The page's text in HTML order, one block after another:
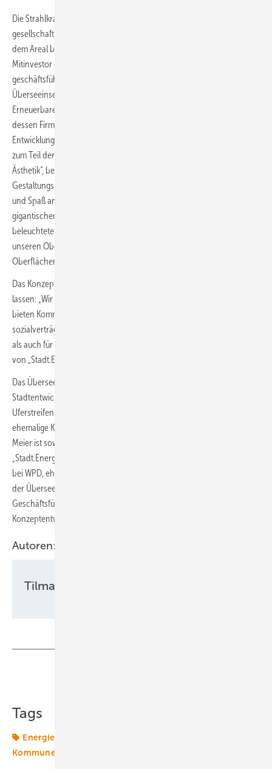
Die Strahlkraft dürfte auch auf der städtebaulichen und
gesellschaftlichen Einbindung der großen Wärmeerzeugungsanlage in
dem Areal begründet sein. Einer der beiden Geschäftsführer und
Mitinvestor der Bremer Überseeinsel ist Klaus Meier, der
geschäftsführender Gesellschafter der Quartiersgesellschaft
Überseeinsel GmbH ist. Meier hatte das Windenergie- und
Erneuerbare-Energien-Projektierungsunternehmen WPD gegründet,
dessen Firmenzentrale unmittelbar am Festlandufer am Rand des
Entwicklungsgebietes steht. „Die Wärmewende gelingt, wenn wir sie
zum Teil der Stadt machen, ihrer Infrastruktur, Architektur und
Ästhetik“, betonte er. Meier verwies auf ein weitreichendes
Gestaltungskonzept: „Menschen sollen die Energiewende erleben
und Spaß an ihr haben können. Deshalb integrieren wir unsere
gigantischen Wärmespeicher ins Stadtbild. Deshalb hat der von innen
beleuchtete Eisbreispeicher Gucklöcher. Deshalb machen wir
unseren Oberflächenkaltwasserspeicher zur Eislaufbahn und den
Oberflächenwarmwasserspeicher zum Schwimmbad.“
Das Konzept ist darauf ausgerichtet, sich auch anderswo einsetzen zu
lassen: „Wir können unsere Konzepte in alle Richtungen skalieren und
bieten Kommunen, Quartiersentwicklern und Stadtwerken
sozialverträgliche Lösungen sowohl für verdichtete Bestandsquartiere
als auch für Großprojekte an“, sagte Tobias Werner, Geschäftsführer
von „Stadt.Energie.Speicher“.
Das Überseeinsel-Gebiet ist eine 41 Hektar große
Stadtentwicklungsfläche auf einer Weser-Halbinsel und in einem
Uferstreifen bis zum Beginn der Halbinsel. Sie umfasst vor allem das
ehemalige Kellogg`s-Unternehmensgelände. Unternehmer Klaus
Meier ist sowohl Geschäftsführer der Überseeinsel GmbH sowie bei
„Stadt.Energie.Speicher“. Co-Geschäftsführer Werner war ebenfalls
bei WPD, ehe er sowohl eine zwischenzeitliche Leitungsposition bei
der Überseeinsel GmbH übernahm – bis 2023, als auch
Geschäftsführer des Quartiers-Energieversorgungs-
Konzeptentwicklers wurde.
Autoren:
Tilman Weber
Tags
Energieversorger
Kommunen